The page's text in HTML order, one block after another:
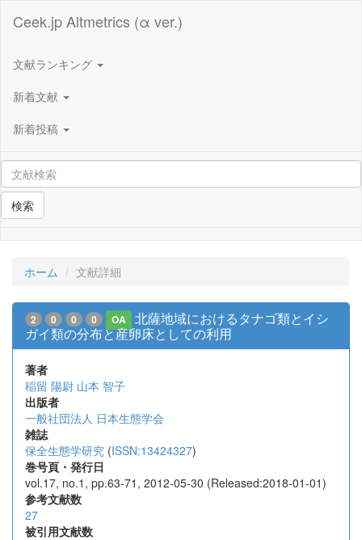
Ceek.jp Altmetrics (α ver.)
文献ランキング
新着文献
新着投稿
検索
ホーム 文献詳細
2 0 0 0 OA
北薩地域におけるタナゴ類とイシ
ガイ類の分布と産卵床としての利用
著者
稲留 陽尉 山本 智子
出版者
一般社団法人 日本生態学会
雑誌
保全生態学研究 (ISSN:13424327)
巻号頁・発行日
vol.17, no.1, pp.63-71, 2012-05-30 (Released:2018-01-01)
参考文献数
27
被引用文献数